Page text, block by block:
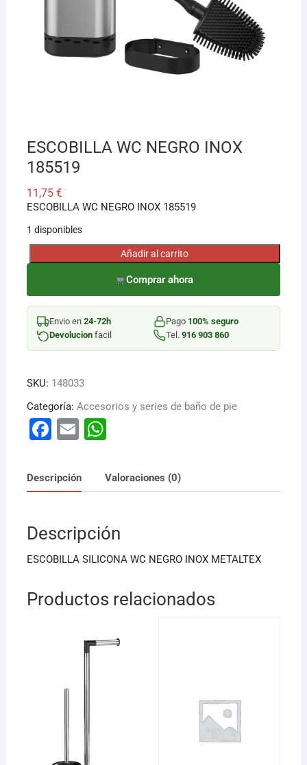
ESCOBILLA WC NEGRO INOX
185519
11,75 €
ESCOBILLA WC NEGRO INOX 185519
1 disponibles
ESCOBILLA
NEGRO
INOX
185519
cantidad
Añadir al carrito
Comprar ahora
Envio en 24-72h Pago 100% seguro
Devolucionfacil Tel. 916 903 860
SKU: 148033
Categoría: Accesorios y series de baño de pie
F
c
e
o
o
E
ai
l
W
at
s
p
p
Descripción Valoraciones (0)
Descripción
ESCOBILLA SILICONA WC NEGRO INOX METALTEX
Productos relacionados
¡Hola! Soy el asesor virtual de Ferretería El Arroyo.
Cuéntame qué necesitas y te ayudo a encontrarlo,
aunque no sepas el nombre exacto